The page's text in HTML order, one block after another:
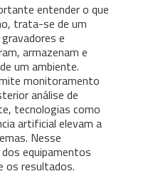
entender o que
trata-se de um
e
armazenam e
um ambiente.
monitoramento
análise de
tecnologias como
artificial elevam a
Nesse
equipamentos
os resultados.